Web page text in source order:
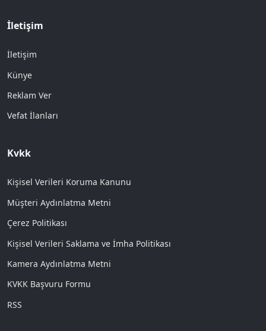
İletişim
İletişim
Künye
Reklam Ver
Vefat İlanları
Kvkk
Kişisel Verileri Koruma Kanunu
Müşteri Aydınlatma Metni
Çerez Politikası
Kişisel Verileri Saklama ve İmha Politikası
Kamera Aydınlatma Metni
KVKK Başvuru Formu
RSS